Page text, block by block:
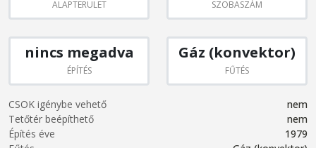
ALAPTERÜLET SZOBASZÁM
nincs megadva
ÉPÍTÉS
Gáz (konvektor)
FŰTÉS
CSOK igénybe vehető
nem
Tetőtér beépíthető
nem
Építés éve
1979